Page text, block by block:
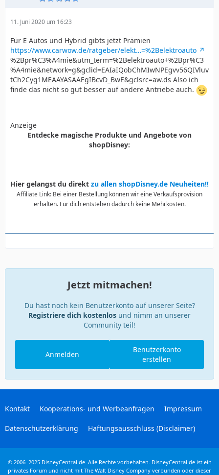
11. Juni 2020 um 16:23
Für E Autos und Hybrid gibts jetzt Prämien
https://www.carwow.de/ratgeber/elekt…=%2Belektroauto
%2Bpr%C3%A4mie&utm_term=%2Belektroauto+%2Bpr%C3
%A4mie&network=g&gclid=EAIaIQobChMIwNPEgvv56QIVluv
tCh2Cyg1MEAAYASAAEgIBcvD_BwE&gclsrc=aw.ds Also ich
finde das nicht so gut besser auf andere Antriebe auch.
Anzeige
Entdecke magische Produkte und Angebote von
shopDisney:
Hier gelangst du direkt zu allen shopDisney.de Neuheiten!!
Affiliate Link: Bei einer Bestellung können wir eine Verkaufsprovision
erhalten. Für dich entstehen dadurch keine Mehrkosten.
Jetzt mitmachen!
Du hast noch kein Benutzerkonto auf unserer Seite?
Registriere dich kostenlos und nimm an unserer
Community teil!
Benutzerkonto
erstellen
Anmelden
Kontakt Kooperations- und Werbeanfragen Impressum
Datenschutzerklärung Haftungsausschluss (Disclaimer)
© 2006–2025 DisneyCentral.de. Alle Rechte vorbehalten. DisneyCentral.de ist ein
privates Forum und nicht mit The Walt Disney Company verbunden oder dieser